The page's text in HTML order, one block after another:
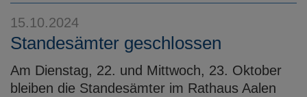
15.10.2024
Standesämter geschlossen
Am Dienstag, 22. und Mittwoch, 23. Oktober
bleiben die Standesämter im Rathaus Aalen